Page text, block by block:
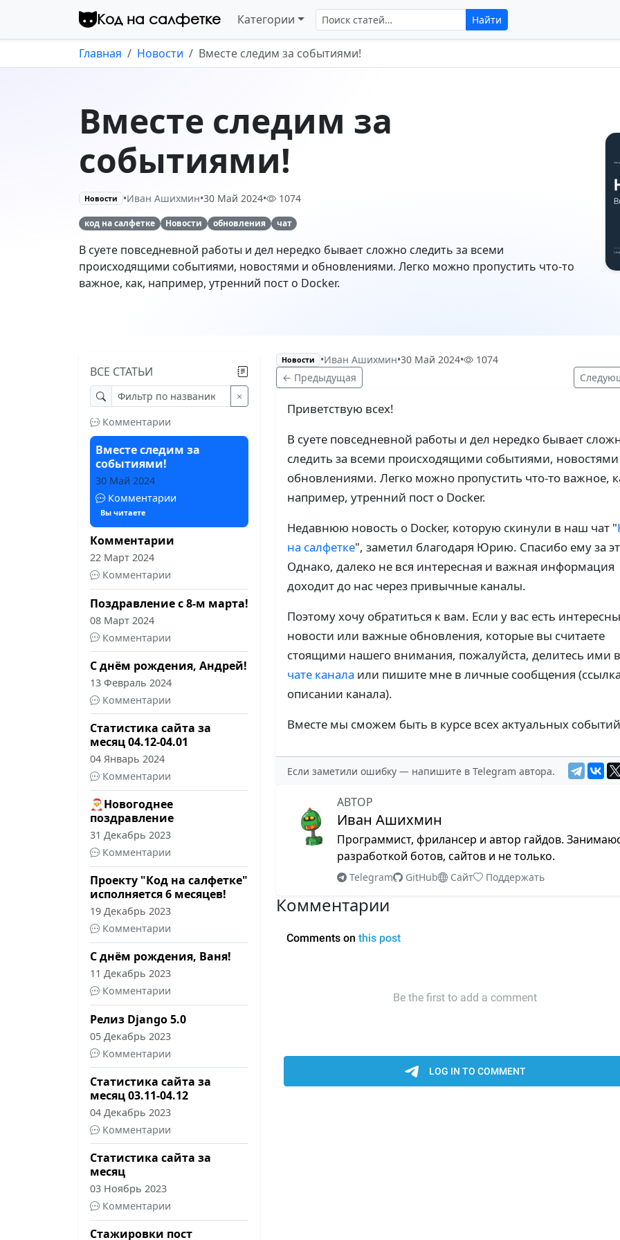
Перейти к контенту
Код на салфетке Категории Поиск по сайту Найти
Главная Новости Вместе следим за событиями!
Вместе следим за
событиями!
Новости •Иван Ашихмин•30 Май 2024• 1074
код на салфетке Новости обновления чат
В суете повседневной работы и дел нередко бывает сложно следить за всеми
происходящими событиями, новостями и обновлениями. Легко можно пропустить что-то
важное, как, например, утренний пост о Docker.
Новости •Иван Ашихмин•30 Май 2024•
1074
← Предыдущая
Приветствую всех!
В суете повседневной работы и дел нередко бывает
следить за всеми происходящими событиями,
обновлениями. Легко можно пропустить что-то важное,
например, утренний пост о Docker.
Недавнюю новость о Docker, которую скинули в наш чат "
на салфетке", заметил благодаря Юрию. Спасибо ему за
Однако, далеко не вся интересная и важная информация
доходит до нас через привычные каналы.
Поэтому хочу обратиться к вам. Если у вас есть
новости или важные обновления, которые вы считаете
стоящими нашего внимания, пожалуйста, делитесь ими в
чате канала или пишите мне в личные сообщения
описании канала).
Вместе мы сможем быть в курсе всех актуальных
Если заметили ошибку — напишите в Telegram автора.
АВТОР
Иван Ашихмин
Программист, фрилансер и автор гайдов.
разработкой ботов, сайтов и не только.
Telegram GitHub Сайт Поддержать
Комментарии
ВСЕ СТАТЬИ
×
программистов от
салфетке"
30 Июнь 2024
Комментарии
Обновление бота
StarsКомментарии
Обновление библиотеки -
AIOgram 3.8.0
19 Июнь 2024
Комментарии
День рождения канала и
сайта!
19 Июнь 2024
Комментарии
Обновление библиотеки -
AIOgram 3.7.0
31 Май 2024
Комментарии
Вместе следим за
событиями!
30 Май 2024
Комментарии
Вы читаете
Комментарии
22 Март 2024
Комментарии
Поздравление с 8-м марта!
08 Март 2024
Комментарии
С днём рождения, Андрей!
13 Февраль 2024
Комментарии
Статистика сайта за
месяц 04.12-04.01
04 Январь 2024
Комментарии
🎅Новогоднее
поздравление
31 Декабрь 2023
Комментарии
Проекту "Код на салфетке"
исполняется 6 месяцев!
19 Декабрь 2023
Комментарии
С днём рождения, Ваня!
11 Декабрь 2023
Комментарии
Релиз Django 5.0
05 Декабрь 2023
Комментарии
Статистика сайта за
месяц 03.11-04.12
04 Декабрь 2023
Комментарии
Статистика сайта за
месяц
03 Ноябрь 2023
Комментарии
Стажировки пост